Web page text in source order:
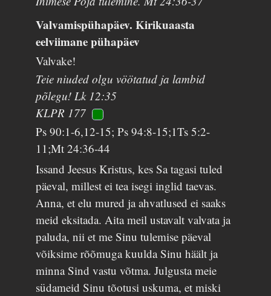
Valvamispühapäev. Kirikuaasta
eelviimane pühapäev
Valvake!
Teie niuded olgu vöötatud ja lambid
põlegu! Lk 12:35
KLPR 177
Ps 90:1-6,12-15; Ps 94:8-15;1Ts 5:2-
11;Mt 24:36-44
Issand Jeesus Kristus, kes Sa tagasi tuled
päeval, millest ei tea isegi inglid taevas.
Anna, et elu mured ja ahvatlused ei saaks
meid eksitada. Aita meil ustavalt valvata ja
paluda, nii et me Sinu tulemise päeval
võiksime rõõmuga kuulda Sinu häält ja
minna Sind vastu võtma. Julgusta meie
südameid Sinu tõotusi uskuma, et miski